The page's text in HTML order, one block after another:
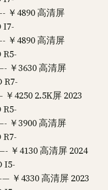
￥4890 高清屏
I7-
￥4890 高清屏
￥3630 高清屏
R7-
4250 2.5K屏 2023
￥3900 高清屏
￥4130 高清屏 2024
I5-
￥4330 高清屏 2023